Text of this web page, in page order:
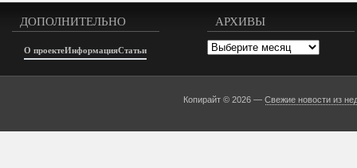
ДОПОЛНИТЕЛЬНО
О проектеИнформацияСтатьи
АРХИВЫ
Архивы
Копирайт © 2026 —Свежие новости из